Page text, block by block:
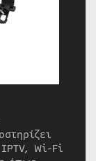
Wi-Fi